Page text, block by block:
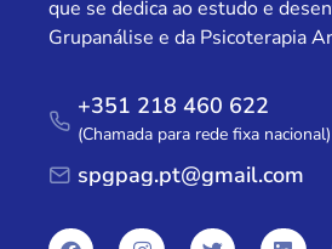
que se dedica ao estudo e
Grupanálise e da Psicoterapia
+351 218 460 622
(Chamada para rede fixa nacional)
spgpag.pt@gmail.com